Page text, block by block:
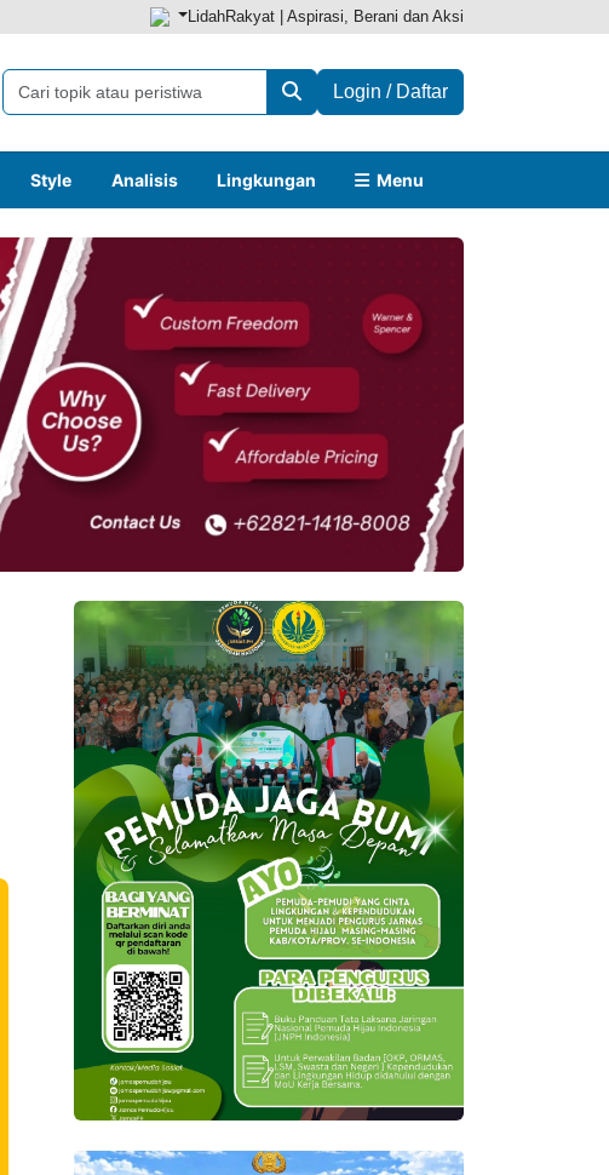
LidahRakyat | Aspirasi, Berani dan Aksi
Login / Daftar
Style Analisis Lingkungan Menu